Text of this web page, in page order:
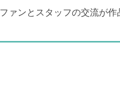
ファンとスタッフの交流が